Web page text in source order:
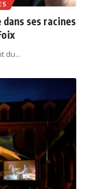
ses racines
du…